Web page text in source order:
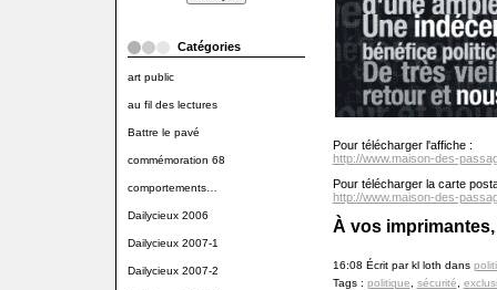
Catégories
art public
au fil des lectures
Battre le pavé
commémoration 68
comportements…
Dailycieux 2006
Dailycieux 2007-1
Dailycieux 2007-2
Pour télécharger l'affiche :
http://www.maison-des-
Pour télécharger la carte
http://www.maison-des-
À vos
16:08 Écrit par kl loth dans
Tags : politique sécurité